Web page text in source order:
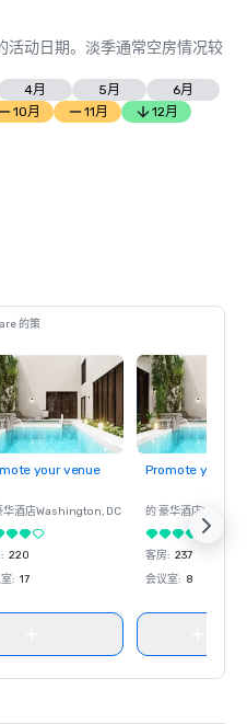
活动日期。淡季通常空房情况较
4月 5月
6月
10月 11月 12月
的策
your venue
华酒店Washington, DC
: 220
: 17
Promote your
的 豪华酒店
客房: 237
会议室: 8